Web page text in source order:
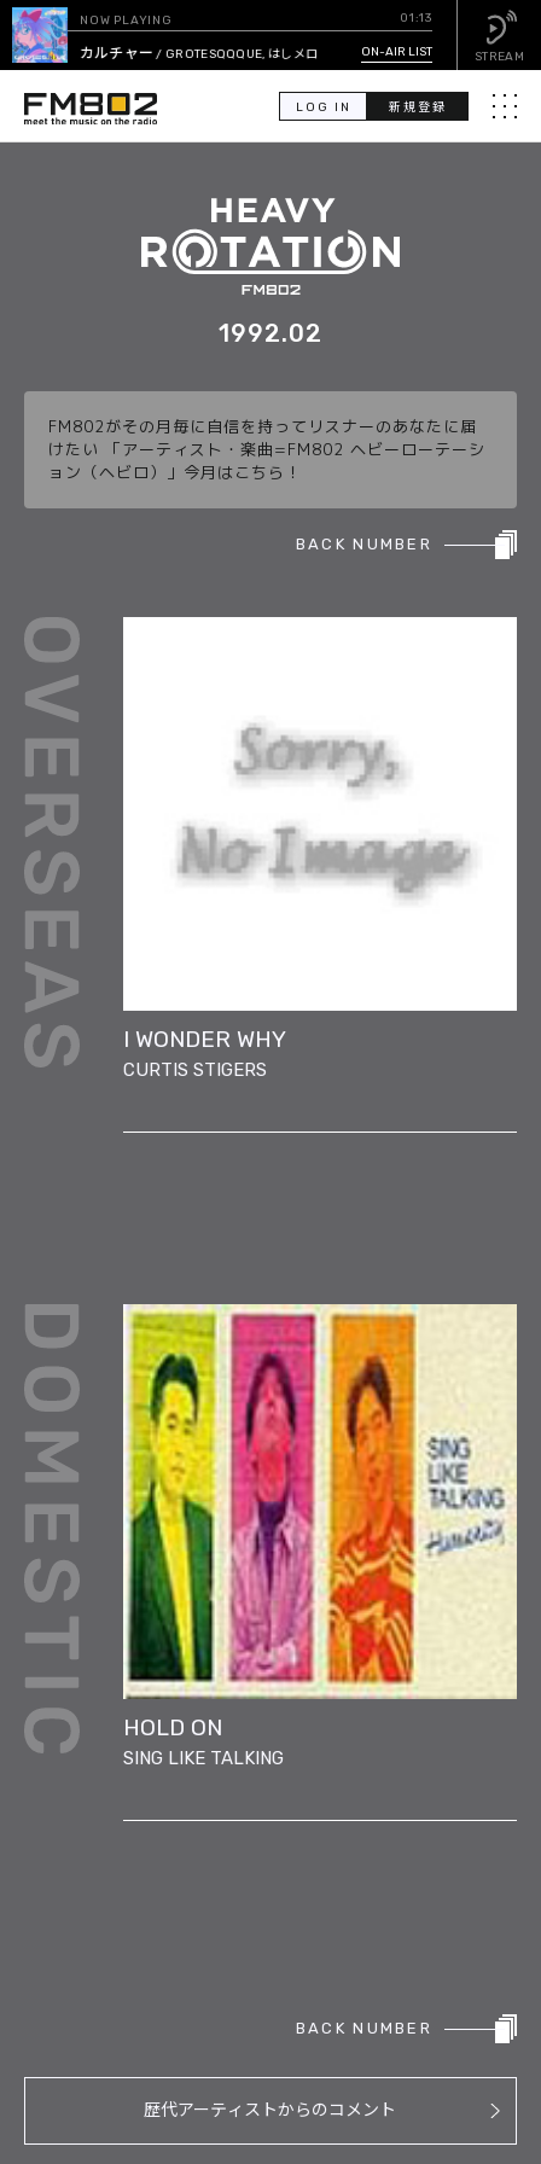
LOG IN 新規登録 メニ
索
GUEST CALENDAR
EVENT CALENDAR
HEAVY ROTATION
DJ
FAQ
ONLINESHOP
NOW PLAYING 01:13
ラブカルチャー/ GROTESQQQUE, はしメロ ON-AIR LIST STREAM
1992.02
FM802がその月毎に自信を持ってリスナーのあなたに届
けたい 「アーティスト・楽曲=FM802 ヘビーローテーシ
ョン（ヘビロ）」今月はこちら！
BACK NUMBER
I WONDER WHY
CURTIS STIGERS
HOLD ON
SING LIKE TALKING
BACK NUMBER
歴代アーティストからのコメント